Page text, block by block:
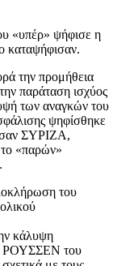
«υπέρ» ψήφισε η
καταψήφισαν.
την προμήθεια
παράταση ισχύος
των αναγκών του
ψηφίσθηκε
ΣΥΡΙΖΑ,
«παρών»
του
κάλυψη
ΡΟΥΣΣΕΝ του